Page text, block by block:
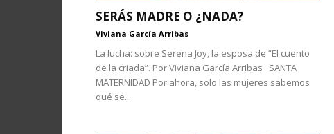
SERÁS MADRE O ¿NADA?
Viviana García Arribas
La lucha: sobre Serena Joy, la esposa de “El cuento
de la criada”. Por Viviana García Arribas SANTA
MATERNIDAD Por ahora, solo las mujeres sabemos
qué se...